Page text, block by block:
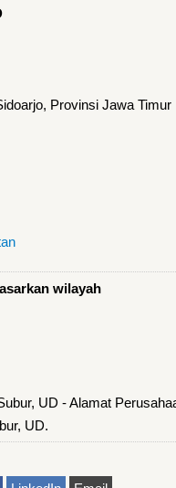
Provinsi Jawa Timur
wilayah
UD - Alamat
UD.